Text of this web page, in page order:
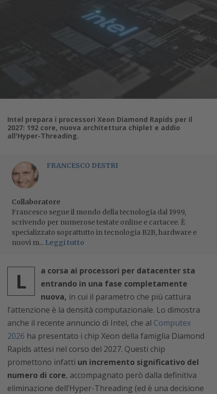
Intel prepara i processori Xeon Diamond Rapids per il
2027: 192 core, nuova architettura chiplet e addio
all'Hyper-Threading.
FRANCESCO DESTRI
Collaboratore
Francesco segue il mondo della tecnologia dal 1999,
scrivendo per numerose testate online e cartacee. È
specializzato soprattutto in tecnologia B2B, hardware e
nuovi m... Leggi tutto
L
a corsa ai processori per datacenter sta
entrando in una fase completamente
nuova, in cui il parametro che più cattura
l’attenzione è la densità computazionale. Lo dimostra
anche il recente annuncio di Intel, che al Computex
2026 ha presentato i chip Xeon della famiglia Diamond
Rapids attesi nel corso del 2027. Questi chip
promettono infatti un incremento significativo del
numero di core, accompagnato però dalla definitiva
eliminazione dell’Hyper-Threading (ed è una decisione